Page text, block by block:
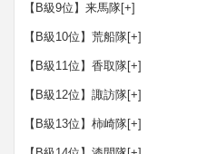
【B級9位】来馬隊[+]
【B級10位】荒船隊[+]
【B級11位】香取隊[+]
【B級12位】諏訪隊[+]
【B級13位】柿崎隊[+]